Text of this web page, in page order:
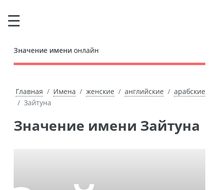
Значение имени онлайн
Главная Имена женские английские
арабские
Зайтуна
Значение имени Зайтуна